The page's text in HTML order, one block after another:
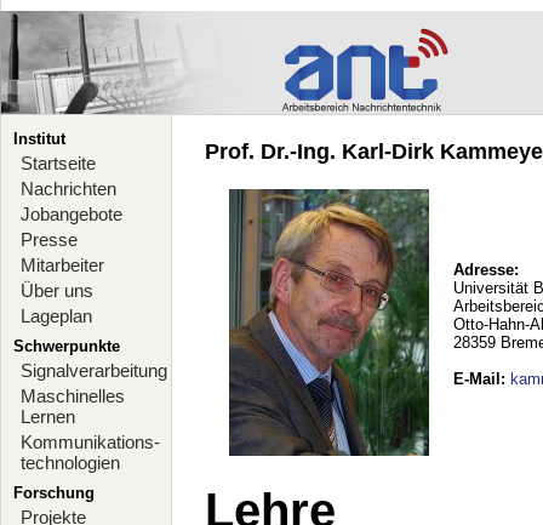
Institut
Startseite
Nachrichten
Jobangebote
Presse
Mitarbeiter
Über uns
Lageplan
Schwerpunkte
Signalverarbeitung
Maschinelles
Lernen
Kommunikations-
technologien
Forschung
Projekte
Prof. Dr.-Ing. Karl-Dirk
Adresse:
Universität
Otto-Hahn-
28359
E-Mail :
Lehre